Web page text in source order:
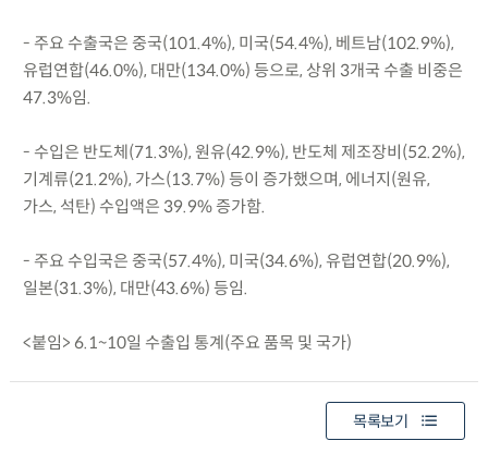
- 주요 수출국은 중국(101.4%), 미국(54.4%), 베트남(102.9%),
유럽연합(46.0%), 대만(134.0%) 등으로, 상위 3개국 수출 비중은
47.3%임.
- 수입은 반도체(71.3%), 원유(42.9%), 반도체 제조장비(52.2%),
기계류(21.2%), 가스(13.7%) 등이 증가했으며, 에너지(원유,
가스, 석탄) 수입액은 39.9% 증가함.
- 주요 수입국은 중국(57.4%), 미국(34.6%), 유럽연합(20.9%),
일본(31.3%), 대만(43.6%) 등임.
<붙임> 6.1~10일 수출입 통계(주요 품목 및 국가)
목록보기